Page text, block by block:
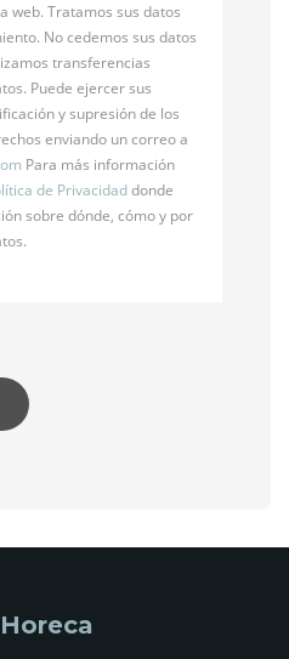
web. Tratamos sus datos
No cedemos sus datos
transferencias
Puede ejercer sus
y supresión de los
enviando un correo a
Para más información
de Privacidaddonde
sobre dónde, cómo y por